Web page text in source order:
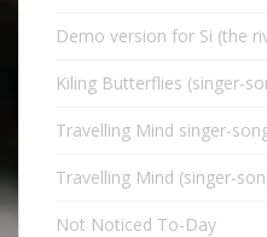
Demo version for Si (the
Kiling Butterflies (singer-
Travelling Mind singer-
Travelling Mind (singer-
Not Noticed To-Day